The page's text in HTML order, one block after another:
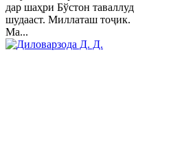
дар шаҳри Бўстон таваллуд
шудааст. Миллаташ тоҷик.
Ма...